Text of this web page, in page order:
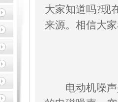
大家知道吗?现
来源。相信大
电动机噪声